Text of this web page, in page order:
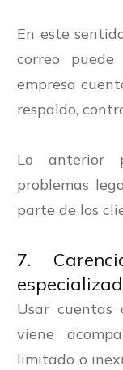
En este
correo
empresa
respaldo,
Lo anterior
problemas
parte de los
7.
Usar cuentas
viene
limitado o